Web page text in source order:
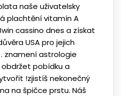
naše uživatelsky
plachtění vitamín A
cassino dnes a získat
USA pro jejich
znamení astrologie
pobídku a
!zjistíš nekonečný
na špičce prstu. Náš